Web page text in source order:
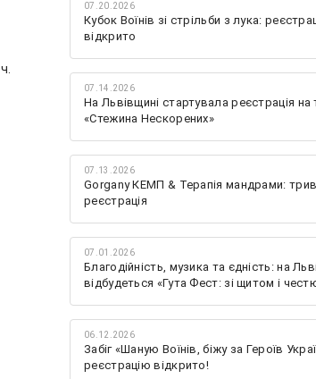
07.20.2026
Кубок Воїнів зі стрільби з лука:
відкрито
07.14.2026
На Львівщині стартувала реєстрація на
«Стежина Нескорених»
07.13.2026
Gorgany КЕМП & Терапія мандрами:
реєстрація
07.01.2026
Благодійність, музика та єдність: на
відбудеться «Гута Фест: зі щитом і
06.12.2026
Забіг «Шаную Воїнів, біжу за Героїв
реєстрацію відкрито!